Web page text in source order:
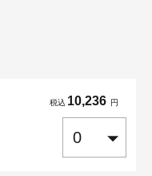
税込 10,236 円